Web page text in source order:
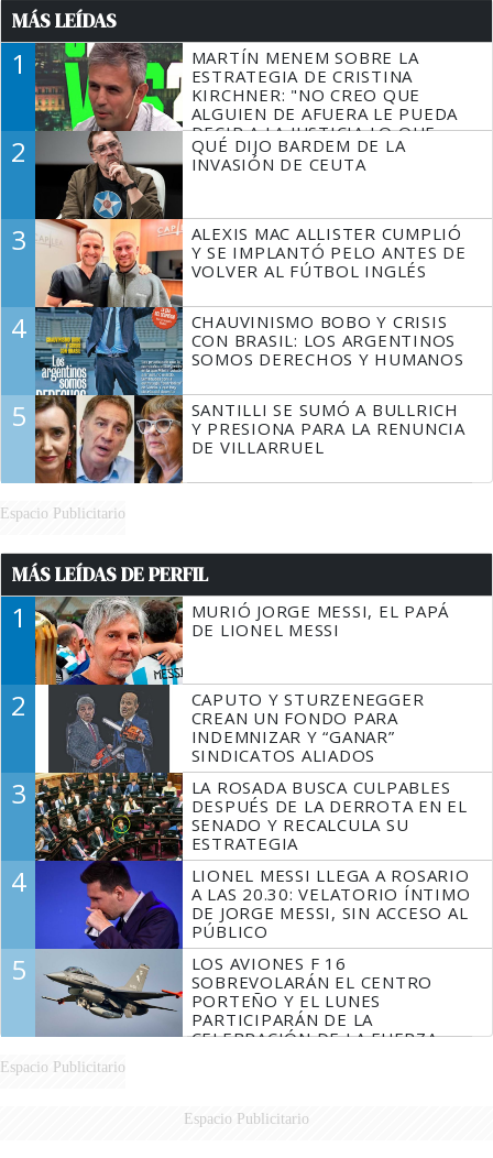
MÁS LEÍDAS
1
MARTÍN MENEM SOBRE LA
ESTRATEGIA DE CRISTINA
KIRCHNER: "NO CREO QUE
ALGUIEN DE AFUERA LE PUEDA
DECIR A LA JUSTICIA LO QUE
TIENE QUE HACER"
2
QUÉ DIJO BARDEM DE LA
INVASIÓN DE CEUTA
3
ALEXIS MAC ALLISTER CUMPLIÓ
Y SE IMPLANTÓ PELO ANTES DE
VOLVER AL FÚTBOL INGLÉS
4
CHAUVINISMO BOBO Y CRISIS
CON BRASIL: LOS ARGENTINOS
SOMOS DERECHOS Y HUMANOS
5
SANTILLI SE SUMÓ A BULLRICH
Y PRESIONA PARA LA RENUNCIA
DE VILLARRUEL
Espacio Publicitario
MÁS LEÍDAS DE PERFIL
1
MURIÓ JORGE MESSI, EL PAPÁ
DE LIONEL MESSI
2
CAPUTO Y STURZENEGGER
CREAN UN FONDO PARA
INDEMNIZAR Y “GANAR”
SINDICATOS ALIADOS
3
LA ROSADA BUSCA CULPABLES
DESPUÉS DE LA DERROTA EN EL
SENADO Y RECALCULA SU
ESTRATEGIA
4
LIONEL MESSI LLEGA A ROSARIO
A LAS 20.30: VELATORIO ÍNTIMO
DE JORGE MESSI, SIN ACCESO AL
PÚBLICO
5
LOS AVIONES F 16
SOBREVOLARÁN EL CENTRO
PORTEÑO Y EL LUNES
PARTICIPARÁN DE LA
CELEBRACIÓN DE LA FUERZA
Espacio Publicitario
Espacio Publicitario